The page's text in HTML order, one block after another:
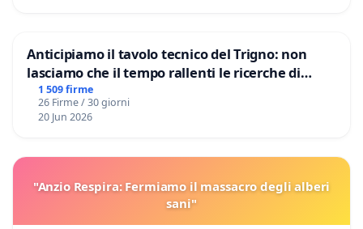
Anticipiamo il tavolo tecnico del Trigno: non
lasciamo che il tempo rallenti le ricerche di
Domenico Racanati
1 509 firme
26 Firme / 30 giorni
20 Jun 2026
"Anzio Respira: Fermiamo il massacro degli alberi
sani"